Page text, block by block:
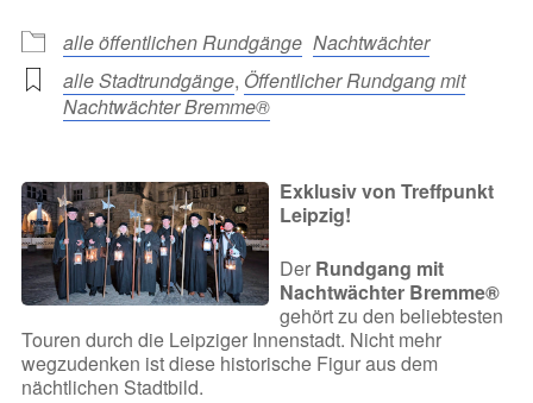
alle öffentlichen Rundgänge Nachtwächter
alle Stadtrundgänge, Öffentlicher Rundgang mit
Nachtwächter Bremme®
Exklusiv von Treffpunkt
Leipzig!
Der Rundgang mit
Nachtwächter Bremme®
gehört zu den beliebtesten
Touren durch die Leipziger Innenstadt. Nicht mehr
wegzudenken ist diese historische Figur aus dem
nächtlichen Stadtbild.